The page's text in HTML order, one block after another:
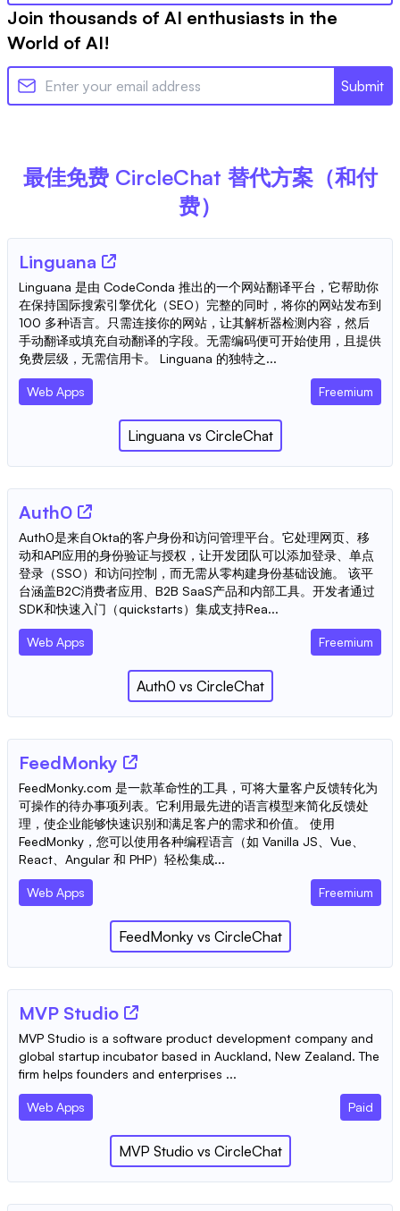
Join thousands of AI enthusiasts in the
World of AI!
Submit
最佳免费 CircleChat 替代方案（和付
费）
Linguana
Linguana 是由 CodeConda 推出的一个网站翻译平台，它帮助你
在保持国际搜索引擎优化（SEO）完整的同时，将你的网站发布到
100 多种语言。只需连接你的网站，让其解析器检测内容，然后
手动翻译或填充自动翻译的字段。无需编码便可开始使用，且提供
免费层级，无需信用卡。 Linguana 的独特之...
Web Apps Freemium
Linguana vs CircleChat
Auth0
Auth0是来自Okta的客户身份和访问管理平台。它处理网页、移
动和API应用的身份验证与授权，让开发团队可以添加登录、单点
登录（SSO）和访问控制，而无需从零构建身份基础设施。 该平
台涵盖B2C消费者应用、B2B SaaS产品和内部工具。开发者通过
SDK和快速入门（quickstarts）集成支持Rea...
Web Apps Freemium
Auth0 vs CircleChat
FeedMonky
FeedMonky.com 是一款革命性的工具，可将大量客户反馈转化为
可操作的待办事项列表。它利用最先进的语言模型来简化反馈处
理，使企业能够快速识别和满足客户的需求和价值。 使用
FeedMonky，您可以使用各种编程语言（如 Vanilla JS、Vue、
React、Angular 和 PHP）轻松集成...
Web Apps Freemium
FeedMonky vs CircleChat
MVP Studio
MVP Studio is a software product development company and
global startup incubator based in Auckland, New Zealand. The
firm helps founders and enterprises ...
Web Apps Paid
MVP Studio vs CircleChat